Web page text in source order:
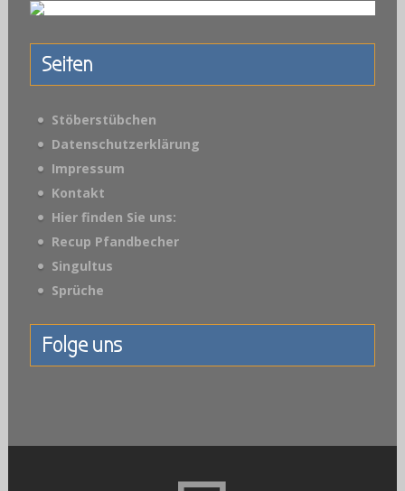
Seiten
Stöberstübchen
Datenschutzerklärung
Impressum
Kontakt
Hier finden Sie uns:
Recup Pfandbecher
Singultus
Sprüche
Folge uns